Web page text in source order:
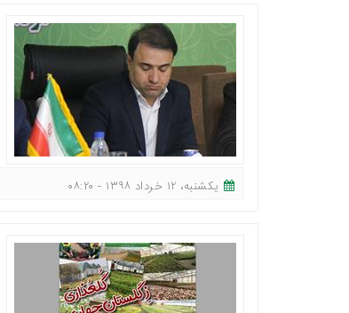
یکشنبه، ١٢ خرداد ١٣٩٨ - ٠٨:٢٠